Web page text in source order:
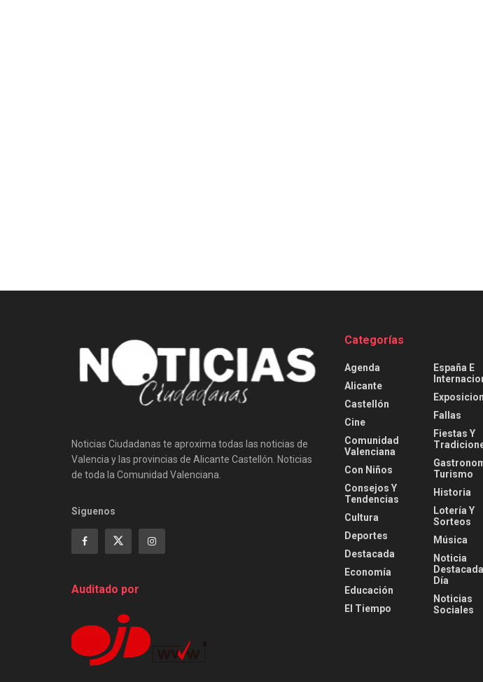
Noticias Ciudadanas te aproxima todas las noticias de
Valencia y las provincias de Alicante Castellón. Noticias
de toda la Comunidad Valenciana.
Siguenos
Auditado por
Categorías
Agenda
Alicante
Castellón
Cine
Comunidad
Valenciana
Con Niños
Consejos Y
Tendencias
Cultura
Deportes
Destacada
Economía
Educación
El Tiempo
España E
Fallas
Fiestas Y
Turismo
Historia
Lotería Y
Sorteos
Música
Noticia
Día
Noticias
Sociales